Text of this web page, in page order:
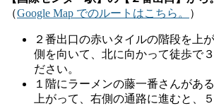
（Google Map でのルートはこちら。 ）
２番出口の赤いタイルの階段を上
側を向いて、北に向かって徒歩で
ださい。
１階にラーメンの藤一番さんがあ
上がって、右側の通路に進むと、